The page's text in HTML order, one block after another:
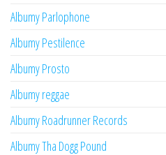
Albumy Parlophone
Albumy Pestilence
Albumy Prosto
Albumy reggae
Albumy Roadrunner Records
Albumy Tha Dogg Pound